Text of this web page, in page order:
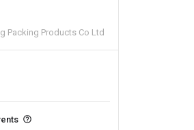
Packing Products Co Ltd